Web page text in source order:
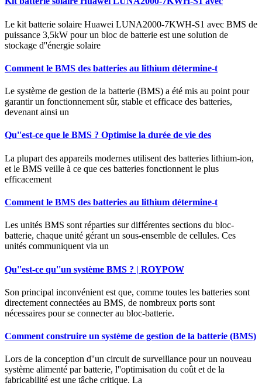
Le kit batterie solaire Huawei LUNA2000-7KWH-S1 avec BMS de
puissance 3,5kW pour un bloc de batterie est une solution de
stockage d''énergie solaire
Comment le BMS des batteries au lithium détermine-t
Le système de gestion de la batterie (BMS) a été mis au point pour
garantir un fonctionnement sûr, stable et efficace des batteries,
devenant ainsi un
Qu''est-ce que le BMS ? Optimise la durée de vie des
La plupart des appareils modernes utilisent des batteries lithium-ion,
et le BMS veille à ce que ces batteries fonctionnent le plus
efficacement
Comment le BMS des batteries au lithium détermine-t
Les unités BMS sont réparties sur différentes sections du bloc-
batterie, chaque unité gérant un sous-ensemble de cellules. Ces
unités communiquent via un
Qu''est-ce qu''un système BMS ? | ROYPOW
Son principal inconvénient est que, comme toutes les batteries sont
directement connectées au BMS, de nombreux ports sont
nécessaires pour se connecter au bloc-batterie.
Comment construire un système de gestion de la batterie (BMS)
Lors de la conception d''un circuit de surveillance pour un nouveau
système alimenté par batterie, l''optimisation du coût et de la
fabricabilité est une tâche critique. La